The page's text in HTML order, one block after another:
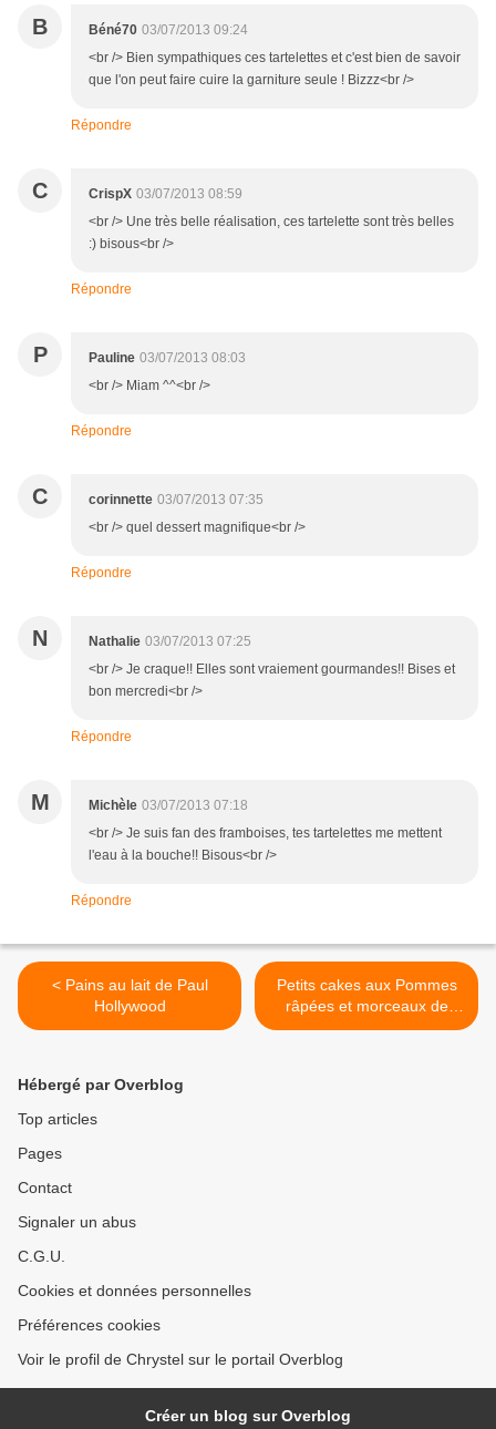
B Béné70 03/07/2013 09:24
<br /> Bien sympathiques ces tartelettes et c'est bien de savoir
que l'on peut faire cuire la garniture seule ! Bizzz<br />
Répondre
C CrispX 03/07/2013 08:59
<br /> Une très belle réalisation, ces tartelette sont très belles
:) bisous<br />
Répondre
P Pauline 03/07/2013 08:03
<br /> Miam ^^<br />
Répondre
C corinnette 03/07/2013 07:35
<br /> quel dessert magnifique<br />
Répondre
N Nathalie 03/07/2013 07:25
<br /> Je craque!! Elles sont vraiement gourmandes!! Bises et
bon mercredi<br />
Répondre
M Michèle 03/07/2013 07:18
<br /> Je suis fan des framboises, tes tartelettes me mettent
l'eau à la bouche!! Bisous<br />
Répondre
< Pains au lait de Paul
Hollywood
Petits cakes aux Pommes
râpées et morceaux de
Carambars® >
Hébergé par Overblog
Top articles
Pages
Contact
Signaler un abus
C.G.U.
Cookies et données personnelles
Préférences cookies
Voir le profil de Chrystel sur le portail Overblog
Créer un blog sur Overblog